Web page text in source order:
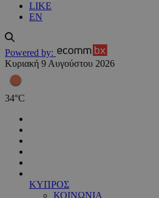
LIKE
EN
Powered by:
Κυριακή 9 Αυγούστου 2026
34°C
ΚΥΠΡΟΣ
ΚΟΙΝΩΝΙΑ